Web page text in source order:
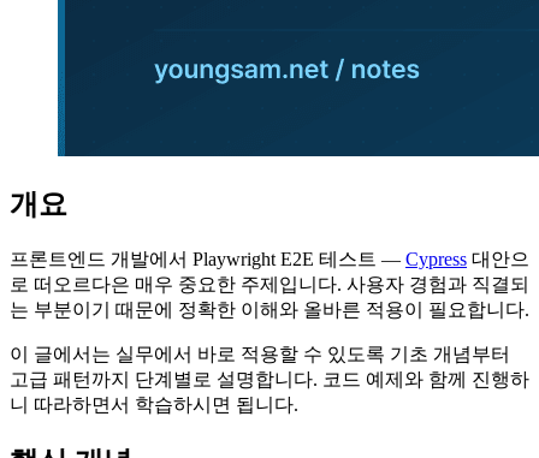
개요
프론트엔드 개발에서 Playwright E2E 테스트 — Cypress 대안으
로 떠오르다은 매우 중요한 주제입니다. 사용자 경험과 직결되
는 부분이기 때문에 정확한 이해와 올바른 적용이 필요합니다.
이 글에서는 실무에서 바로 적용할 수 있도록 기초 개념부터
고급 패턴까지 단계별로 설명합니다. 코드 예제와 함께 진행하
니 따라하면서 학습하시면 됩니다.